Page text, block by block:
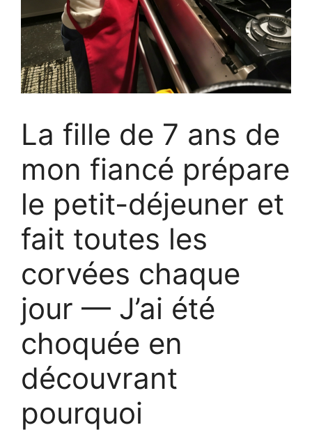
La fille de 7 ans de
mon fiancé prépare
le petit-déjeuner et
fait toutes les
corvées chaque
jour — J’ai été
choquée en
découvrant
pourquoi